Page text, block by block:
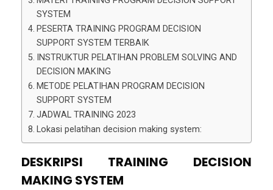
SYSTEM
PESERTA TRAINING PROGRAM DECISION
SUPPORT SYSTEM TERBAIK
INSTRUKTUR PELATIHAN PROBLEM SOLVING AND
DECISION MAKING
METODE PELATIHAN PROGRAM DECISION
SUPPORT SYSTEM
JADWAL TRAINING 2023
Lokasi pelatihan decision making system:
DESKRIPSI TRAINING DECISION
MAKING SYSTEM